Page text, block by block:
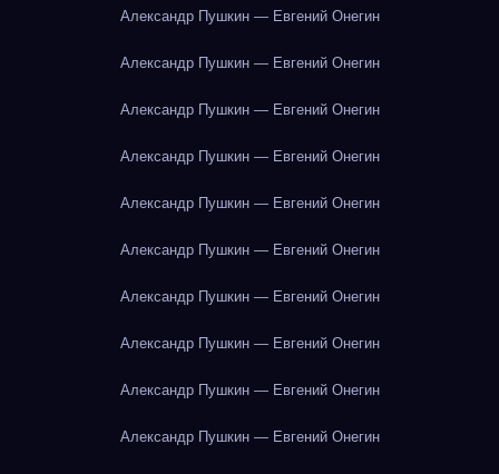
Александр Пушкин — Евгений Онегин
Александр Пушкин — Евгений Онегин
Александр Пушкин — Евгений Онегин
Александр Пушкин — Евгений Онегин
Александр Пушкин — Евгений Онегин
Александр Пушкин — Евгений Онегин
Александр Пушкин — Евгений Онегин
Александр Пушкин — Евгений Онегин
Александр Пушкин — Евгений Онегин
Александр Пушкин — Евгений Онегин